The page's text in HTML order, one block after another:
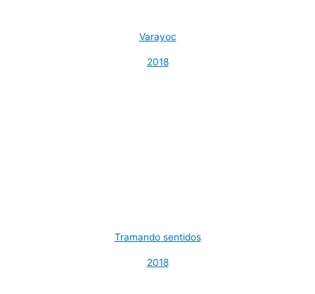
Varayoc
2018
Tramando sentidos
2018